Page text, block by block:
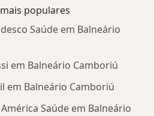
populares
Saúde em Balneário
em Balneário Camboriú
em Balneário Camboriú
Saúde em Balneário